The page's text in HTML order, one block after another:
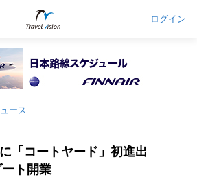
ログイン
ース
「コートヤード」初進出
ト開業